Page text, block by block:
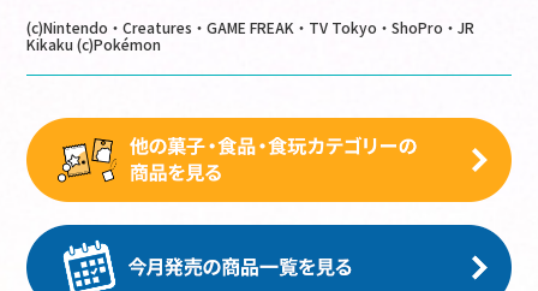
(c)Nintendo・Creatures・GAME FREAK・TV Tokyo・ShoPro・JR
Kikaku (c)Pokémon